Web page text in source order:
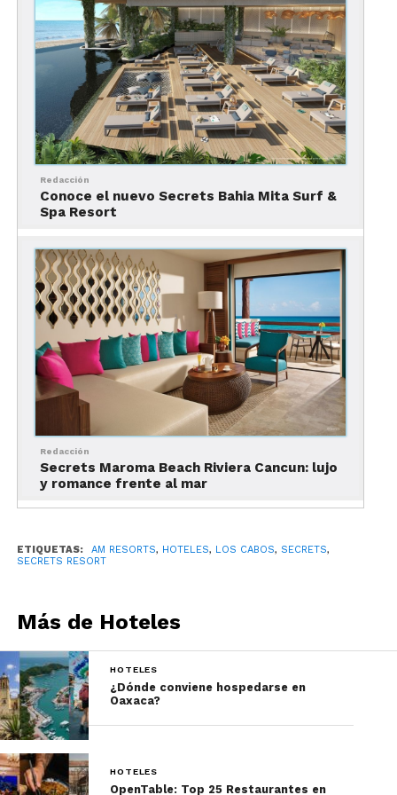
friendly, para perros de menos de 10
kilos.
El primer piso delSecrets Puerto Los
Cabos Golf & Resortconsiste en
únicamente suites tiposwim out.
Destacan también las 150suites del
Preferred Club, que ofrecen
beneficios adicionales.
El Secrets Puerto Los Cabos Golf & Spa
gastronómica
concinco
restaurantes a la carta, un buffet,
una cafetería y una parrilla, así
como4 lounges y bares. Hay
opciones disponibles las 24 horas del
día, así comoroom service.
incluyendo una infinita; un gimnasio
instalaciones deportivas y de
entretenimiento.
El Secrets Spa by Pevonia tiene
alrededor de 1,114 metros cuadrados,
21 salas de tratamiento, circuito de
hidroterapia y mucho más.
Redacción
Conoce el nuevo Secrets Bahia Mita Surf &
Spa Resort
Redacción
Secrets Maroma Beach Riviera Cancun: lujo
y romance frente al mar
ETIQUETAS: AM RESORTS, HOTELES, LOS CABOS, SECRETS,
SECRETS RESORT
Más de Hoteles
HOTELES
¿Dónde conviene hospedarse en
Oaxaca?
HOTELES
OpenTable: Top 25 Restaurantes en